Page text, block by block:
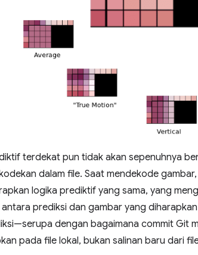
terdekat pun tidak akan sepenuhnya
dalam file. Saat mendekode
logika prediktif yang sama, yang
prediksi dan gambar yang
dengan bagaimana commit Git
pada file lokal, bukan salinan baru dari